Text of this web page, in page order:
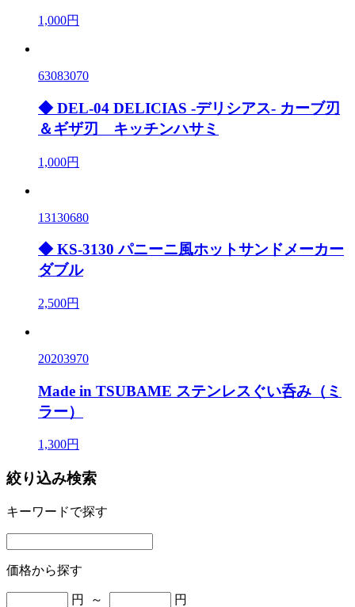
1,000円
63083070
◆ DEL-04 DELICIAS -デリシアス- カーブ刃
＆ギザ刃 キッチンハサミ
1,000円
13130680
◆ KS-3130 パニーニ風ホットサンドメーカー
ダブル
2,500円
20203970
Made in TSUBAME ステンレスぐい呑み（ミ
ラー）
1,300円
絞り込み検索
キーワードで探す
価格から探す
円 ～ 円